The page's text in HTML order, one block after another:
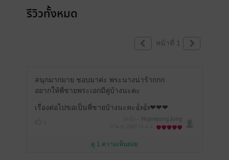
รีวิวทั้งหมด
หน้าที่ 1
สนุกมากมาย ชอบมาค่ะ พระนางน่าร้ากกก
อยากให้พี่ชายพระเอกมีคู่บ้างนะคะ
เรื่องต่อไปขอเป็นพี่ชายบ้างนะคะ👍👍❤❤❤
Nujnajung Jung
ดู 1 ความเห็นย่อย